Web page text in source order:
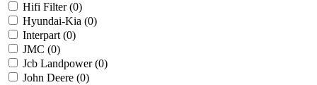
Hifi Filter (0)
Hyundai-Kia (0)
Interpart (0)
JMC (0)
Jcb Landpower (0)
John Deere (0)